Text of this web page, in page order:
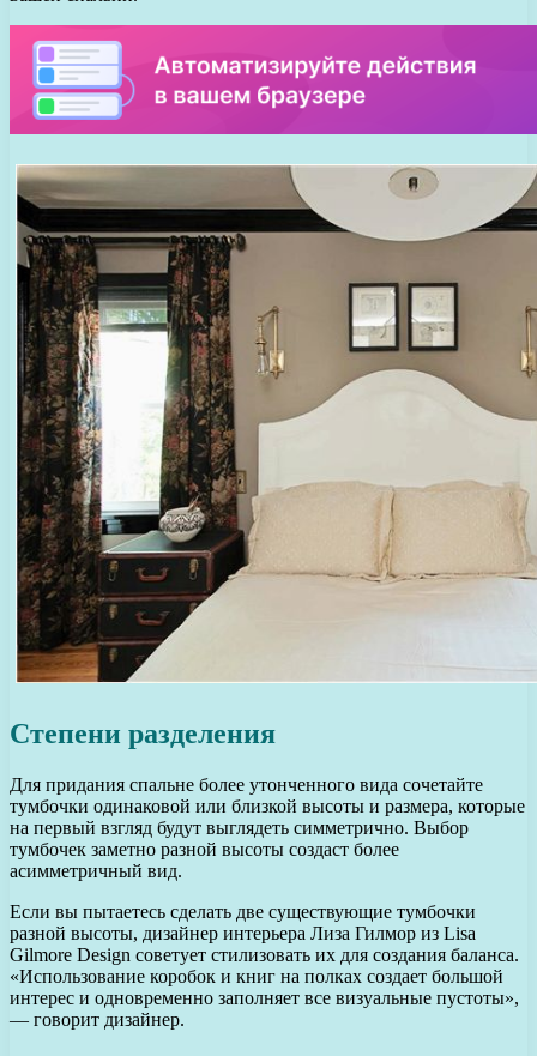
Степени разделения
Для придания спальне более утонченного вида сочетайте
тумбочки одинаковой или близкой высоты и размера, которые
на первый взгляд будут выглядеть симметрично. Выбор
тумбочек заметно разной высоты создаст более
асимметричный вид.
Если вы пытаетесь сделать две существующие тумбочки
разной высоты, дизайнер интерьера Лиза Гилмор из Lisa
Gilmore Design советует стилизовать их для создания баланса.
«Использование коробок и книг на полках создает большой
интерес и одновременно заполняет все визуальные пустоты»,
— говорит дизайнер.